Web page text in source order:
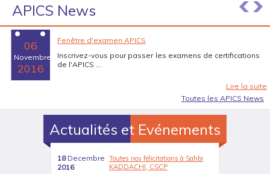
APICS News
06
Novembre
2016
Fenêtre d'examen APICS
Inscrivez-vous pour passer les examens de certifications
de l'APICS ...
Lire la suite
Toutes les APICS News
Actualités et Evénements
18 Decembre
2016
Toutes nos félicitations à Sahbi
KADDACHI, CSCP